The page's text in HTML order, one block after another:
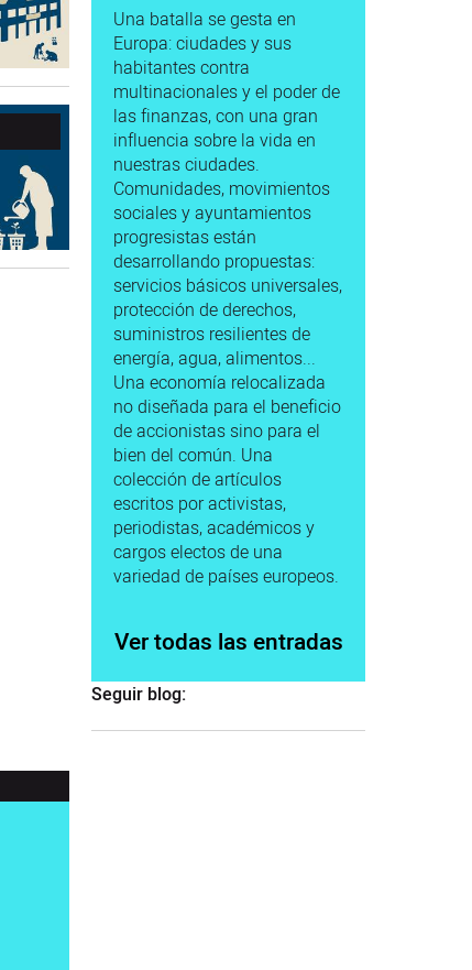
Una batalla se gesta en
Europa: ciudades y sus
habitantes contra
multinacionales y el poder de
las finanzas, con una gran
influencia sobre la vida en
nuestras ciudades.
Comunidades, movimientos
sociales y ayuntamientos
progresistas están
desarrollando propuestas:
servicios básicos universales,
protección de derechos,
suministros resilientes de
energía, agua, alimentos...
Una economía relocalizada
no diseñada para el beneficio
de accionistas sino para el
bien del común. Una
colección de artículos
escritos por activistas,
periodistas, académicos y
cargos electos de una
variedad de países europeos.
Ver todas las entradas
Seguir blog: